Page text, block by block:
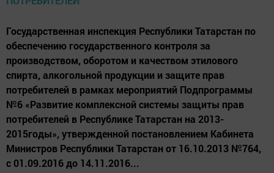
Государственная инспекция Республики Татарстан по
обеспечению государственного контроля за
производством, оборотом и качеством этилового
спирта, алкогольной продукции и защите прав
потребителей в рамках мероприятий Подпрограммы
№6 «Развитие комплексной системы защиты прав
потребителей в Республике Татарстан на 2013-
2015годы», утвержденной постановлением Кабинета
Министров Республики Татарстан от 16.10.2013 №764,
с 01.09.2016 до 14.11.2016...